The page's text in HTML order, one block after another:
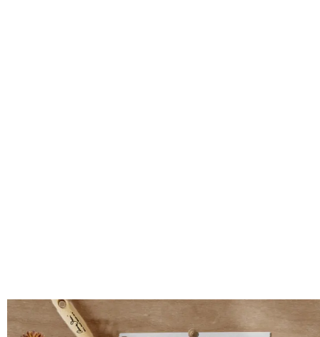
Des idées pour
Gamine, j’adorais ramasser les marrons
parents et grands-parents (qui
ou des plats gastronomiques pour mes
douceur au toucher. Mes poches
Quand je regarde les magazines de
rivalisent d’idées pour mettre en
sommes nombreuses à partager ces